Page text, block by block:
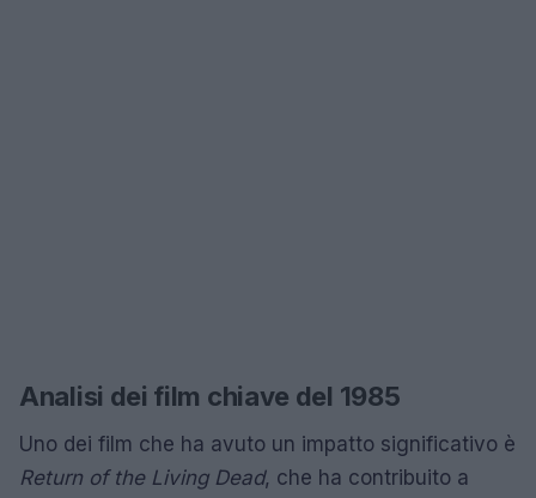
Analisi dei film chiave del 1985
Uno dei film che ha avuto un impatto significativo è
Return of the Living Dead, che ha contribuito a